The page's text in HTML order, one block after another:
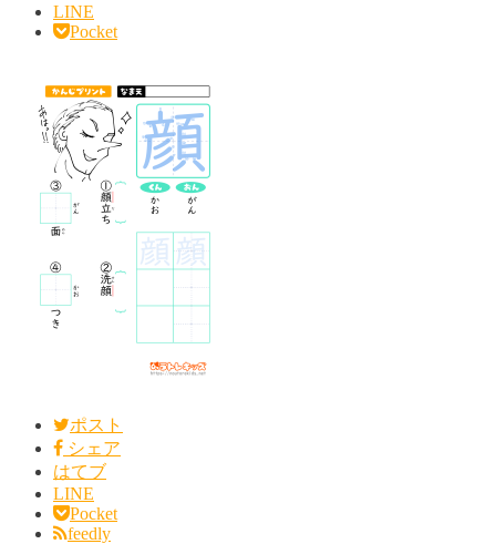
LINE
Pocket
ポスト
シェア
はてブ
LINE
Pocket
feedly